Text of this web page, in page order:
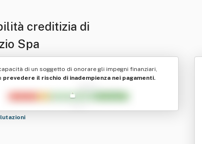
creditizia di
Spa
di un soggetto di onorare gli impegni finanziari,
prevedere il rischio di inadempienza nei pagamenti.